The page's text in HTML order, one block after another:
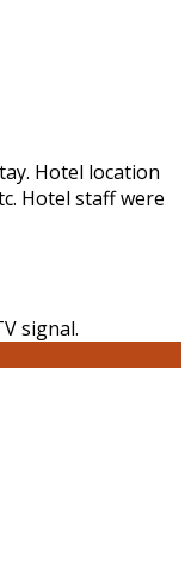
Hotel location
Hotel staff were
signal.